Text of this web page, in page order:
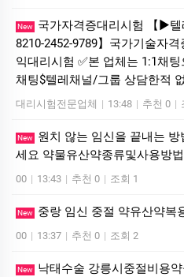
New
국가자격증대리시험 【▶
8210-2452-9789】국가기술자
익대리시험 ✅본 업체는 1:1채
채팅$텔레채널/그룹 상담한적
대리시험전문업체 | 13:48 | 추천 0 |
New
원치 않는 임신을 끝내는
세요 약물유산약종류및사용방법
00 | 13:43 | 추천 0 | 조회 1
New 중랑 임신 중절 약유산약복
00 | 13:37 | 추천 0 | 조회 2
New 낙태수술 강릉시중절비용